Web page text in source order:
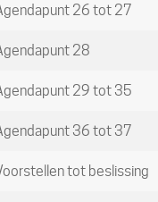
26 tot 27
28
29 tot 35
36 tot 37
tot beslissing